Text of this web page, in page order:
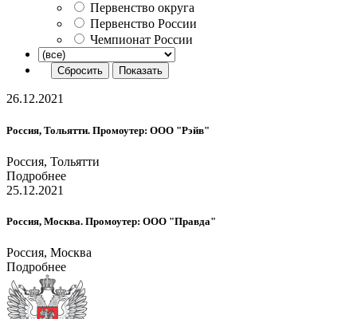
Первенство округа
Первенство России
Чемпионат России
26.12.2021
Россия, Тольятти. Промоутер: ООО "Рэйв"
Россия, Тольятти
Подробнее
25.12.2021
Россия, Москва. Промоутер: ООО "Правда"
Россия, Москва
Подробнее